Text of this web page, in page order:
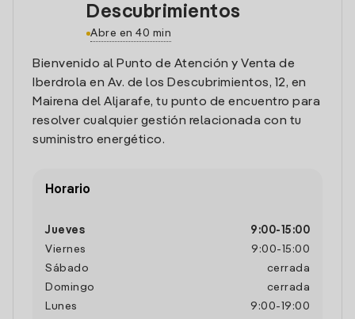
Descubrimientos
Abre en 40 min
Bienvenido al Punto de Atención y Venta de
Iberdrola en Av. de los Descubrimientos, 12, en
Mairena del Aljarafe, tu punto de encuentro para
resolver cualquier gestión relacionada con tu
suministro energético.
Horario
Jueves 9:00- 15:00
Viernes
9:00- 15:00
Sábado
cerrada
Domingo
cerrada
Lunes
9:00- 19:00